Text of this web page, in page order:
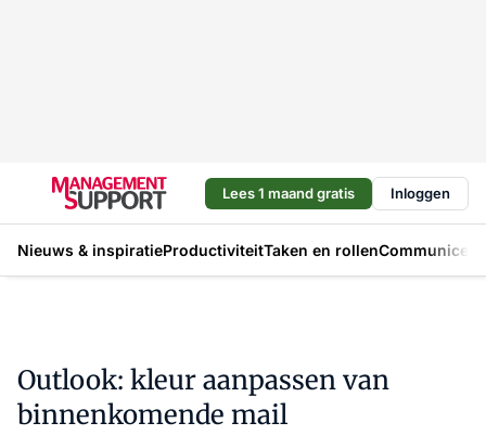
Lees 1 maand gratis Inloggen
Nieuws & inspiratieProductiviteitTaken en rollen
Outlook: kleur aanpassen van
binnenkomende mail